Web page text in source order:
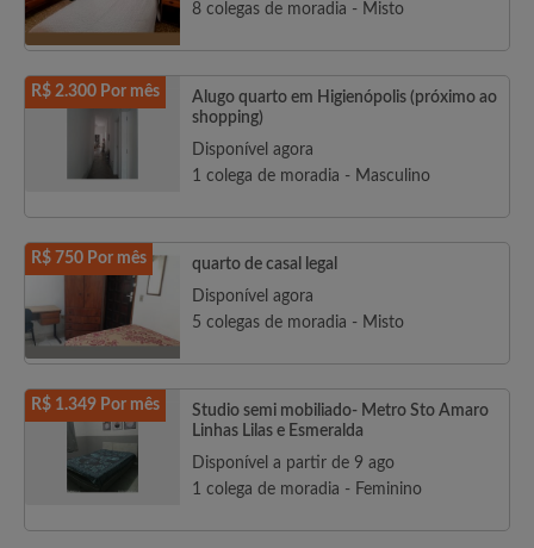
8 colegas de moradia - Misto
R$ 2.300 Por mês
Alugo quarto em Higienópolis (próximo ao
shopping)
Disponível agora
1 colega de moradia - Masculino
R$ 750 Por mês
quarto de casal legal
Disponível agora
5 colegas de moradia - Misto
R$ 1.349 Por mês
Studio semi mobiliado- Metro Sto Amaro
Linhas Lilas e Esmeralda
Disponível a partir de 9 ago
1 colega de moradia - Feminino